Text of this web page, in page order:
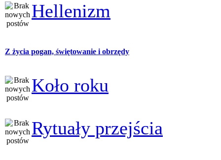
Hellenizm
Z życia pogan, świętowanie i obrzędy
Koło roku
Rytuały przejścia